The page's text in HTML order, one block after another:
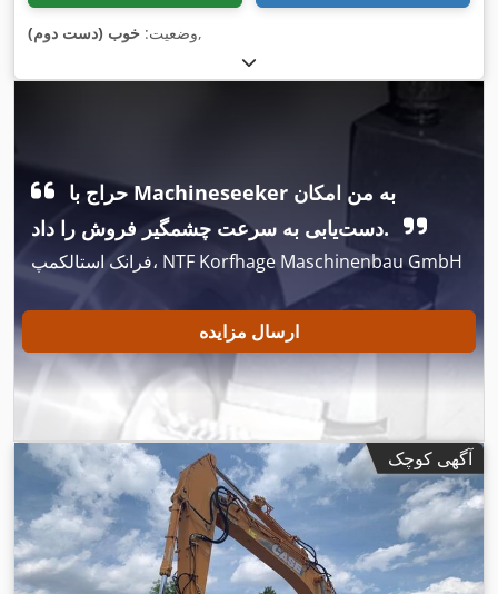
وضعیت: خوب (دست دوم) ,
دست‌یابی به سرعت چشمگیر فروش را داد.
فرانک استالکمپ، NTF Korfhage Maschinenbau GmbH
ارسال مزایده
آگهی کوچک